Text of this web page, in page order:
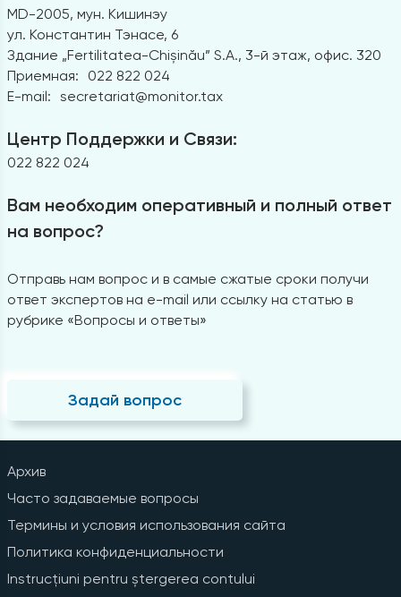
MD-2005, мун. Кишинэу
ул. Константин Тэнасе, 6
Здание „Fertilitatea-Chișinău” S.A., 3-й этаж, офис. 320
Приемная:
022 822 024
E-mail: secretariat@monitor.tax
Центр Поддержки и Связи:
022 822 024
Вам необходим оперативный и полный ответ
на вопрос?
Отправь нам вопрос и в самые сжатые сроки получи
ответ экспертов на e-mail или ссылку на статью в
рубрике «Вопросы и ответы»
Задай вопрос
Архив
Часто задаваемые вопросы
Термины и условия использования сайта
Политика конфиденциальности
Instrucțiuni pentru ștergerea contului